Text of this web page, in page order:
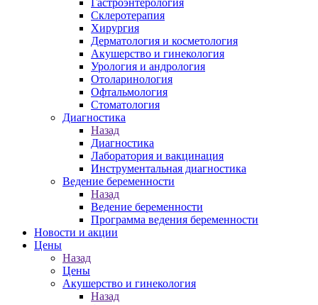
Гастроэнтерология
Склеротерапия
Хирургия
Дерматология и косметология
Акушерство и гинекология
Урология и андрология
Отоларинология
Офтальмология
Стоматология
Диагностика
Назад
Диагностика
Лаборатория и вакцинация
Инструментальная диагностика
Ведение беременности
Назад
Ведение беременности
Программа ведения беременности
Новости и акции
Цены
Назад
Цены
Акушерство и гинекология
Назад